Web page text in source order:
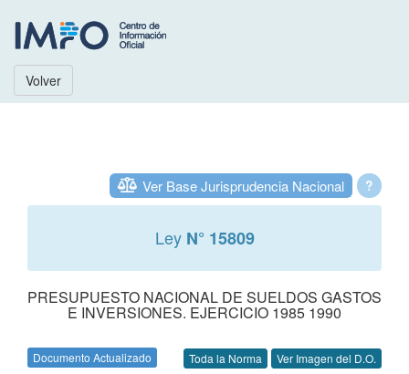
Volver
?
Ver Base Jurisprudencia Nacional
Ley N° 15809
PRESUPUESTO NACIONAL DE SUELDOS GASTOS
E INVERSIONES. EJERCICIO 1985 1990
Documento Actualizado Toda la Norma Ver Imagen del D.O.